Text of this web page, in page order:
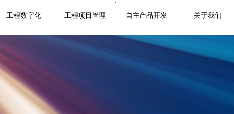
工程数字化 工程项目管理 自主产品开发 关于我们